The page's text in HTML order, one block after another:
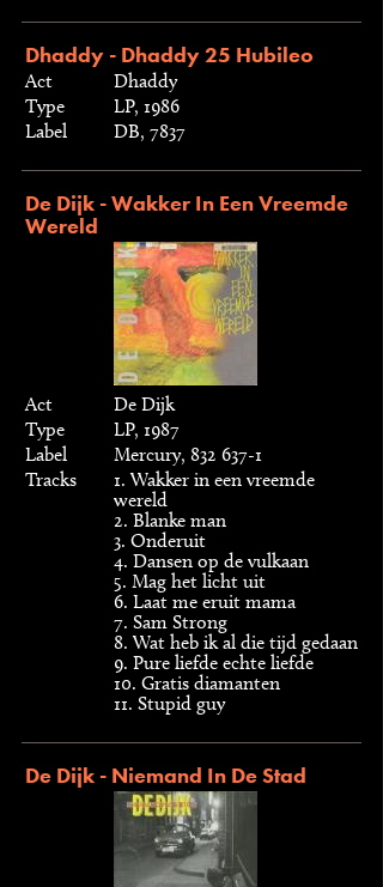
Dhaddy - Dhaddy 25 Hubileo
Act
Dhaddy
Type
LP, 1986
Label
DB, 7837
De Dijk - Wakker In Een Vreemde
Wereld
Act
De Dijk
Type
LP, 1987
Label
Mercury, 832 637-1
Tracks
1. Wakker in een vreemde
wereld
2. Blanke man
3. Onderuit
4. Dansen op de vulkaan
5. Mag het licht uit
6. Laat me eruit mama
7. Sam Strong
8. Wat heb ik al die tijd gedaan
9. Pure liefde echte liefde
10. Gratis diamanten
11. Stupid guy
De Dijk - Niemand In De Stad